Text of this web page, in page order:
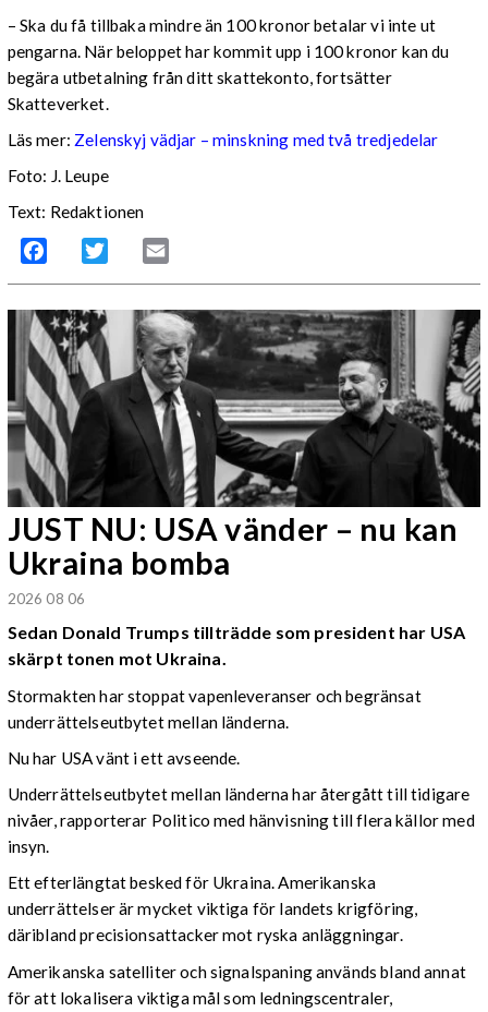
– Ska du få tillbaka mindre än 100 kronor betalar vi inte ut
pengarna. När beloppet har kommit upp i 100 kronor kan du
begära utbetalning från ditt skattekonto, fortsätter
Skatteverket.
Läs mer: Zelenskyj vädjar – minskning med två tredjedelar
Foto: J. Leupe
Text: Redaktionen
Facebook Twitter
JUST NU: USA vänder – nu kan
Ukraina bomba
2026 08 06
Sedan Donald Trumps tillträdde som president har USA
skärpt tonen mot Ukraina.
Stormakten har stoppat vapenleveranser och begränsat
underrättelseutbytet mellan länderna.
Nu har USA vänt i ett avseende.
Underrättelseutbytet mellan länderna har återgått till tidigare
nivåer, rapporterar Politico med hänvisning till flera källor med
insyn.
Ett efterlängtat besked för Ukraina. Amerikanska
underrättelser är mycket viktiga för landets krigföring,
däribland precisionsattacker mot ryska anläggningar.
Amerikanska satelliter och signalspaning används bland annat
för att lokalisera viktiga mål som ledningscentraler,